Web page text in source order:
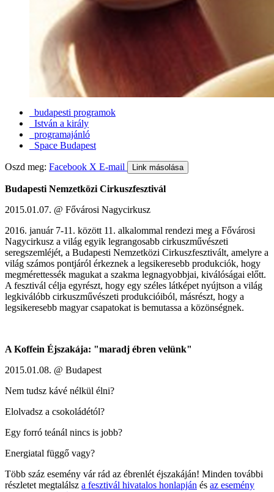
budapesti programok
István a király
programajánló
Space Budapest
Oszd meg: Facebook X E-mail Link másolása
Budapesti Nemzetközi Cirkuszfesztivál
2015.01.07. @ Fővárosi Nagycirkusz
2016. január 7-11. között 11. alkalommal rendezi meg a Fővárosi
Nagycirkusz a világ egyik legrangosabb cirkuszművészeti
seregszemléjét, a Budapesti Nemzetközi Cirkuszfesztivált, amelyre a
világ számos pontjáról érkeznek a legsikeresebb produkciók, hogy
megmérettessék magukat a szakma legnagyobbjai, kiválóságai előtt.
A fesztivál célja egyrészt, hogy egy széles látképet nyújtson a világ
legkiválóbb cirkuszművészeti produkcióiból, másrészt, hogy a
legsikeresebb magyar csapatokat is bemutassa a közönségnek.
A Koffein Éjszakája: "maradj ébren velünk"
2015.01.08. @ Budapest
Nem tudsz kávé nélkül élni?
Elolvadsz a csokoládétól?
Egy forró teánál nincs is jobb?
Energiatal függő vagy?
Több száz esemény vár rád az ébrenlét éjszakáján! Minden további
részletet megtalálsz a fesztivál hivatalos honlapján és az esemény